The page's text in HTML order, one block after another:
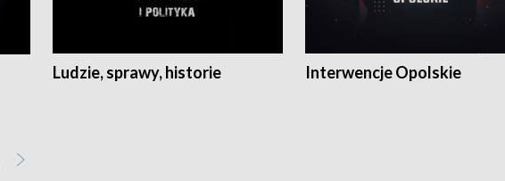
Ludzie, sprawy, historie Interwencje Opolskie